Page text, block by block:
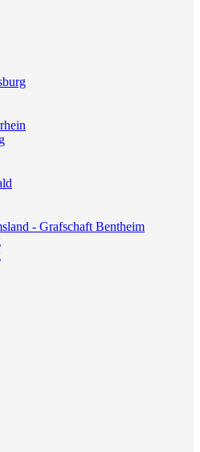
- Grafschaft Bentheim